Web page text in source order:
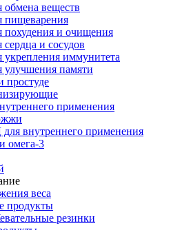
обмена веществ
пищеварения
похудения и очищения
и сосудов
укрепления иммунитета
улучшения памяти
простуде
применения
внутреннего применения
омега-3
веса
продукты
резинки